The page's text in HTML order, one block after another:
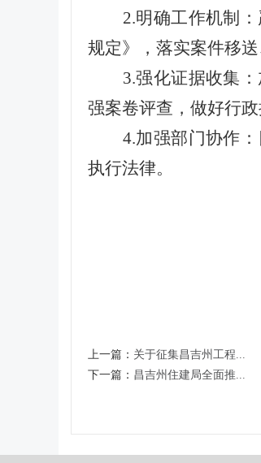
2.明确工作机制
规定》，落实案件移
3.强化证据收集
强案卷评查，做好行政
4.加强部门协作
执行法律。
上一篇： 关于征集昌吉州工程...
下一篇： 昌吉州住建局全面推...